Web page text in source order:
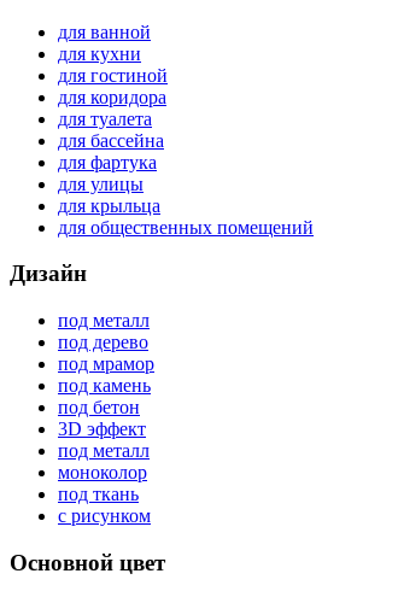
для ванной
для кухни
для гостиной
для коридора
для туалета
для бассейна
для фартука
для улицы
для крыльца
для общественных помещений
Дизайн
под металл
под дерево
под мрамор
под камень
под бетон
3D эффект
под металл
моноколор
под ткань
с рисунком
Основной цвет